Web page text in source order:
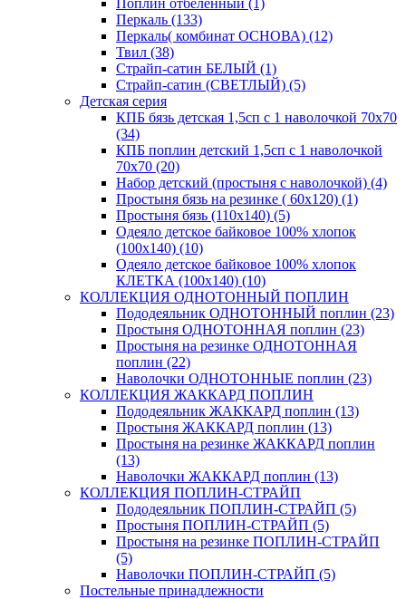
Перкаль (133)
Перкаль( комбинат ОСНОВА) (12)
Твил (38)
Страйп-сатин БЕЛЫЙ (1)
Страйп-сатин (СВЕТЛЫЙ) (5)
Детская серия
КПБ бязь детская 1,5сп с 1 наволочкой 70х70
(34)
КПБ поплин детский 1,5сп с 1 наволочкой
70х70 (20)
Набор детский (простыня с наволочкой) (4)
Простыня бязь на резинке ( 60х120) (1)
Простыня бязь (110х140) (5)
Одеяло детское байковое 100% хлопок
(100х140) (10)
Одеяло детское байковое 100% хлопок
КЛЕТКА (100х140) (10)
КОЛЛЕКЦИЯ ОДНОТОННЫЙ ПОПЛИН
Пододеяльник ОДНОТОННЫЙ поплин (23)
Простыня ОДНОТОННАЯ поплин (23)
Простыня на резинке ОДНОТОННАЯ
поплин (22)
Наволочки ОДНОТОННЫЕ поплин (23)
КОЛЛЕКЦИЯ ЖАККАРД ПОПЛИН
Пододеяльник ЖАККАРД поплин (13)
Простыня ЖАККАРД поплин (13)
Простыня на резинке ЖАККАРД поплин
(13)
Наволочки ЖАККАРД поплин (13)
КОЛЛЕКЦИЯ ПОПЛИН-СТРАЙП
Пододеяльник ПОПЛИН-СТРАЙП (5)
Простыня ПОПЛИН-СТРАЙП (5)
Простыня на резинке ПОПЛИН-СТРАЙП
(5)
Наволочки ПОПЛИН-СТРАЙП (5)
Постельные принадлежности